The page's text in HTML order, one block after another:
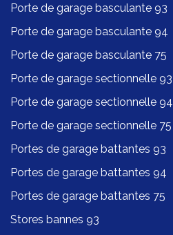
Porte de garage basculante 93
Porte de garage basculante 94
Porte de garage basculante 75
Porte de garage sectionnelle 93
Porte de garage sectionnelle 94
Porte de garage sectionnelle 75
Portes de garage battantes 93
Portes de garage battantes 94
Portes de garage battantes 75
Stores bannes 93